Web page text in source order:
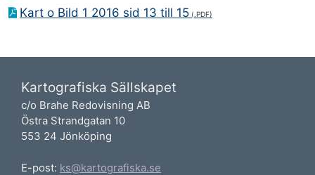
Kart o Bild 1 2016 sid 13 till 15
Kartografiska Sällskapet
c/o Brahe Redovisning AB
Östra Strandgatan 10
553 24 Jönköping
E-post: ks@kartografiska.se